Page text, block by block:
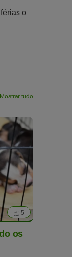
o
Mostrar tudo
5
os